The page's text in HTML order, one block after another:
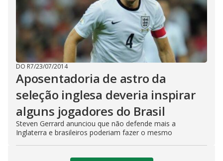
DO R7/23/07/2014
Aposentadoria de astro da
seleção inglesa deveria inspirar
alguns jogadores do Brasil
Steven Gerrard anunciou que não defende mais a
Inglaterra e brasileiros poderiam fazer o mesmo